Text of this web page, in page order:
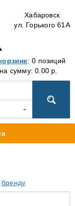
Хабаровск
ул. Горького 61А
: 0 позиций
на сумму: 0.00 р.
бренду